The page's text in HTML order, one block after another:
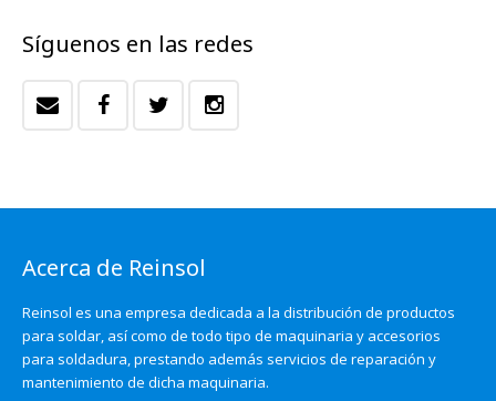
Síguenos en las redes
Acerca de Reinsol
Reinsol es una empresa dedicada a la distribución de productos
para soldar, así como de todo tipo de maquinaria y accesorios
para soldadura, prestando además servicios de reparación y
mantenimiento de dicha maquinaria.